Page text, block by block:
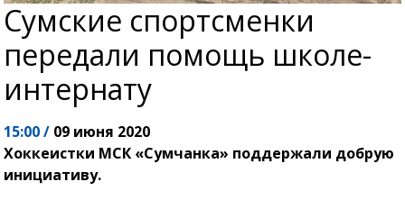
Сумские спортсменки
передали помощь школе-
интернату
15:00 / 09 июня 2020
Хоккеистки МСК «Сумчанка» поддержали добрую
инициативу.